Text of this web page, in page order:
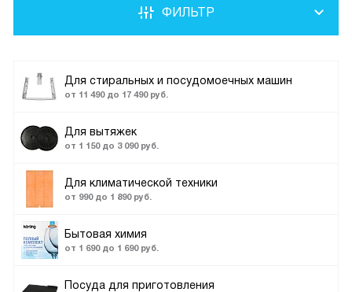
Для стиральных и посудомоечных машин
от 11 490 до 17 490 руб.
Для вытяжек
от 1 150 до 3 090 руб.
Для климатической техники
от 990 до 1 890 руб.
Бытовая химия
от 1 690 до 1 690 руб.
Посуда для приготовления
ФИЛЬТР